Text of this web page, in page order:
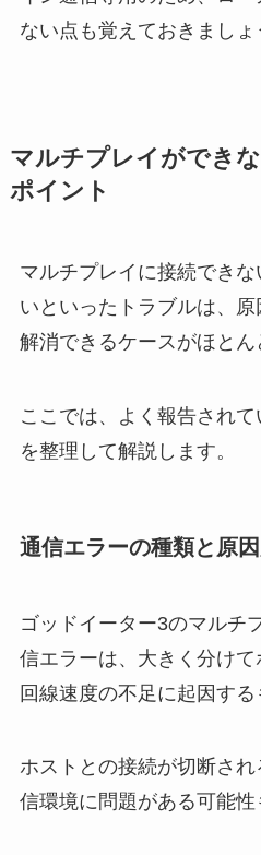
ない点も覚えておきましょ
マルチプレイができ
ポイント
マルチプレイに接続でき
いといったトラブルは、
解消できるケースがほとん
ここでは、よく報告され
を整理して解説します。
通信エラーの種類と原
ゴッドイーター3のマルチ
信エラーは、大きく分け
回線速度の不足に起因する
ホストとの接続が切断さ
信環境に問題がある可能性